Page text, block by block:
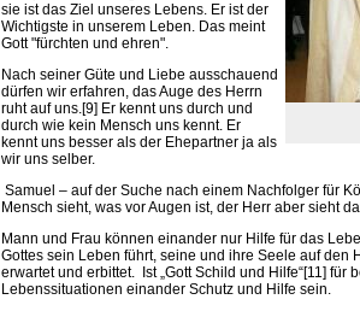
sie ist das Ziel unseres Lebens. Er ist der
Wichtigste in unserem Leben. Das meint
Gott "fürchten und ehren".
Nach seiner Güte und Liebe ausschauend
dürfen wir erfahren, das Auge des Herrn
ruht auf uns.[9] Er kennt uns durch und
durch wie kein Mensch uns kennt. Er
kennt uns besser als der Ehepartner ja als
wir uns selber.
Samuel – auf der Suche nach einem Nachfolger für
Mensch sieht, was vor Augen ist, der Herr aber sieht
Mann und Frau können einander nur Hilfe für das
Gottes sein Leben führt, seine und ihre Seele auf den
erwartet und erbittet. Ist „Gott Schild und Hilfe“[11]
Lebenssituationen einander Schutz und Hilfe sein.